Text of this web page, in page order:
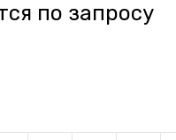
по запросу